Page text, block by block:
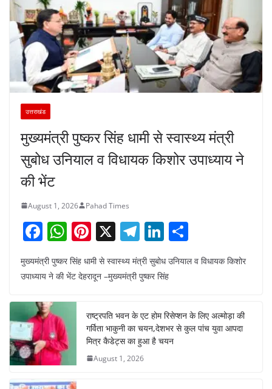
उत्तराखंड
मुख्यमंत्री पुष्कर सिंह धामी से स्वास्थ्य मंत्री
सुबोध उनियाल व विधायक किशोर उपाध्याय ने
की भेंट
August 1, 2026 Pahad Times
F
a
c
b
o
o
k
W
h
at
A
p
p
Pi
nt
er
e
st
X T
el
e
gr
a
m
Li
n
k
dI
n
ar
मुख्यमंत्री पुष्कर सिंह धामी से स्वास्थ्य मंत्री सुबोध उनियाल व विधायक किशोर
उपाध्याय ने की भेंट देहरादून –मुख्यमंत्री पुष्कर सिंह
राष्ट्रपति भवन के एट होम रिसेप्शन के लिए अल्मोड़ा की
गर्विता भाकुनी का चयन,देशभर से कुल पांच युवा आपदा
मित्र कैडेट्स का हुआ है चयन
August 1, 2026